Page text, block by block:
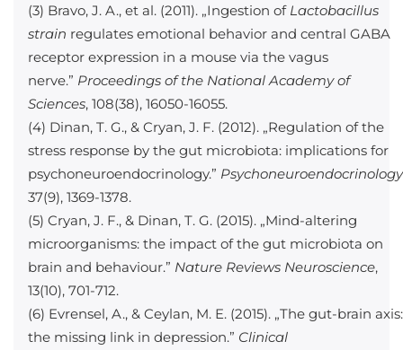
(3) Bravo, J. A., et al. (2011). „Ingestion of Lactobacillus
strain regulates emotional behavior and central GABA
receptor expression in a mouse via the vagus
nerve.” Proceedings of the National Academy of
Sciences, 108(38), 16050-16055.
(4) Dinan, T. G., & Cryan, J. F. (2012). „Regulation of the
stress response by the gut microbiota: implications for
psychoneuroendocrinology.” Psychoneuroendocrinology
37(9), 1369-1378.
(5) Cryan, J. F., & Dinan, T. G. (2015). „Mind-altering
microorganisms: the impact of the gut microbiota on
brain and behaviour.” Nature Reviews Neuroscience,
13(10), 701-712.
(6) Evrensel, A., & Ceylan, M. E. (2015). „The gut-brain axis:
the missing link in depression.” Clinical